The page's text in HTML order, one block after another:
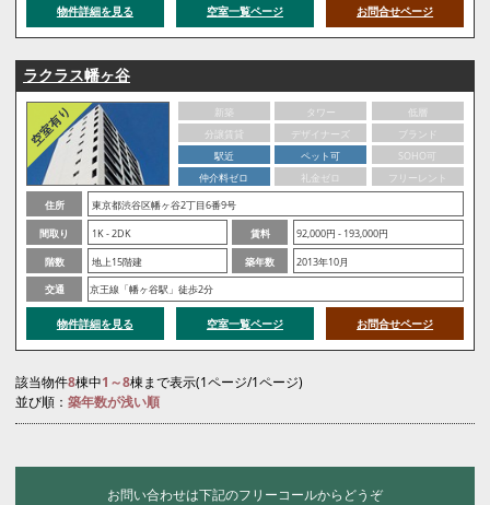
物件詳細を見る 空室一覧ページ お問合せページ
ラクラス幡ヶ谷
新築 タワー
低層
分譲賃貸
デザイナーズ
ブランド
駅近
ペット可
SOHO可
仲介料ゼロ
礼金ゼロ
フリーレント
住所
東京都渋谷区幡ヶ谷2丁目6番9号
間取り
1K - 2DK 賃料
92,000円 - 193,000円
階数
地上15階建 築年数
2013年10月
交通
京王線「幡ヶ谷駅」徒歩2分
物件詳細を見る 空室一覧ページ お問合せページ
該当物件8棟中1～8棟まで表示(1ページ/1ページ)
並び順： 築年数が浅い順
お問い合わせは下記のフリーコールからどうぞ